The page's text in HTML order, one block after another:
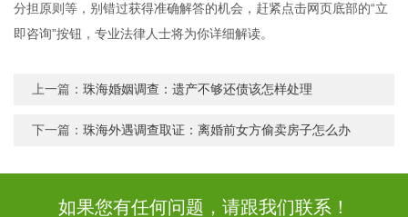
分担原则等，别错过获得准确解答的机会，赶紧点击网页底部的“立
即咨询”按钮，专业法律人士将为你详细解读。
上一篇：珠海婚姻调查：遗产不够还债该怎样处理
下一篇：珠海外遇调查取证：离婚前女方偷卖房子怎么办
如果您有任何问题，请跟我们联系！